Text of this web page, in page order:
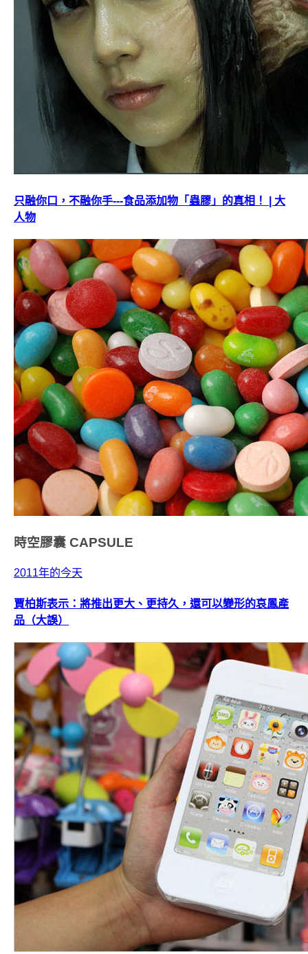
只融你口，不融你手---食品添加物「蟲膠」的真相！ | 大
人物
時空膠囊 CAPSULE
2011年的今天
賈柏斯表示：將推出更大、更持久，還可以變形的哀鳳產
品（大誤）